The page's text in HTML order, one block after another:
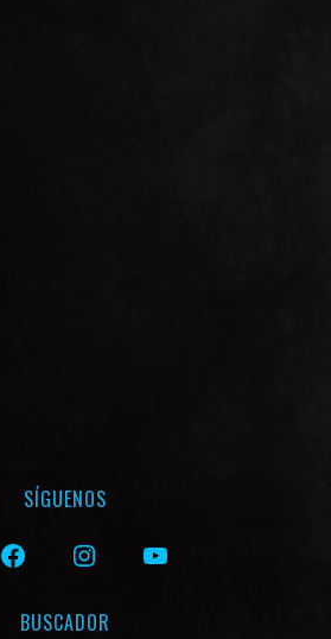
SÍGUENOS
FACEBOOKINSTAGRAMYOUTUBE
BUSCADOR